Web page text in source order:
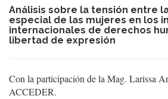
Análisis sobre la tensión entre
especial de las mujeres en los
internacionales de derechos
libertad de expresión
Con la participación de la Mag. Larissa
ACCEDER.